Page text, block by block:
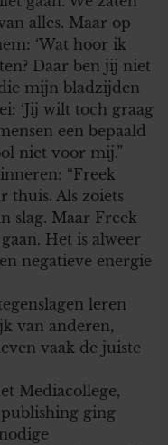
alles. Maar op
‘Wat hoor ik
Daar ben jij niet
mijn bladzijden
‘Jij wilt toch graag
een bepaald
niet voor mij.”
“Freek
thuis. Als zoiets
slag. Maar Freek
Het is alweer
negatieve energie
leren
van anderen,
vaak de juiste
Mediacollege,
ging